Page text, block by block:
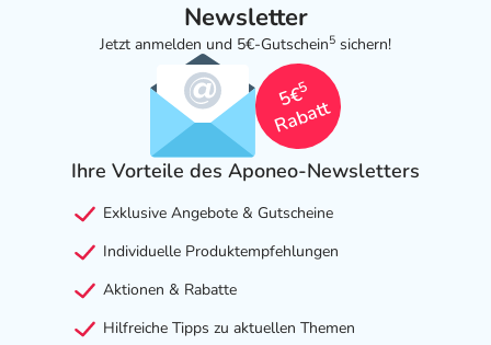
Newsletter
Jetzt anmelden und 5€-Gutschein5 sichern!
5€
5
Rabatt
Ihre Vorteile des Aponeo-Newsletters
Exklusive Angebote & Gutscheine
Individuelle Produktempfehlungen
Aktionen & Rabatte
Hilfreiche Tipps zu aktuellen Themen